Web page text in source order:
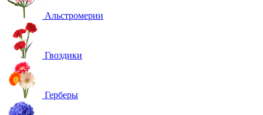
Альстромерии
Гвоздики
Герберы